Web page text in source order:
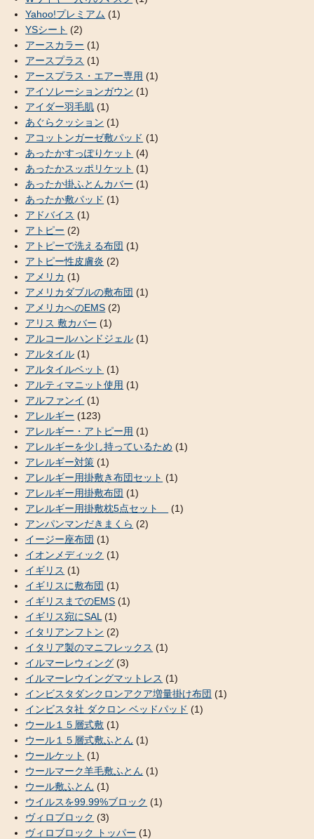
Yahoo!プレミアム (1)
YSシート (2)
アースカラー (1)
アースプラス (1)
アースプラス・エアー専用 (1)
アイソレーションガウン (1)
アイダー羽毛肌 (1)
あぐらクッション (1)
アコットンガーゼ敷パッド (1)
あったかすっぽりケット (4)
あったかスッポリケット (1)
あったか掛ふとんカバー (1)
あったか敷パッド (1)
アドバイス (1)
アトピー (2)
アトピーで洗える布団 (1)
アトピー性皮膚炎 (2)
アメリカ (1)
アメリカダブルの敷布団 (1)
アメリカへのEMS (2)
アリス 敷カバー (1)
アルコールハンドジェル (1)
アルタイル (1)
アルタイルベット (1)
アルティマニット使用 (1)
アルファンイ (1)
アレルギー (123)
アレルギー・アトピー用 (1)
アレルギーを少し持っているため (1)
アレルギー対策 (1)
アレルギー用掛敷き布団セット (1)
アレルギー用掛敷布団 (1)
アレルギー用掛敷枕5点セット
(1)
アンパンマンだきまくら (2)
イージー座布団 (1)
イオンメディック (1)
イギリス (1)
イギリスに敷布団 (1)
イギリスまでのEMS (1)
イギリス宛にSAL (1)
イタリアンフトン (2)
イタリア製のマニフレックス (1)
イルマーレウィング (3)
イルマーレウイングマットレス (1)
インビスタダンクロンアクア増量掛け布団 (1)
インビスタ社 ダクロン ベッドパッド (1)
ウール１５層式敷 (1)
ウール１５層式敷ふとん (1)
ウールケット (1)
ウールマーク羊毛敷ふとん (1)
ウール敷ふとん (1)
ウイルスを99.99%ブロック (1)
ヴィロブロック (3)
ヴィロブロック トッパー (1)